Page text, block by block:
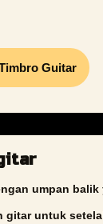
Guitar
umpan balik
gitar untuk